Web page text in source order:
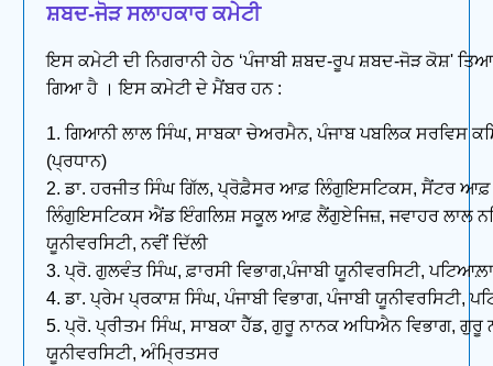
ਸ਼ਬਦ-ਜੋੜ ਸਲਾਹਕਾਰ ਕਮੇਟੀ
ਇਸ ਕਮੇਟੀ ਦੀ ਨਿਗਰਾਨੀ ਹੇਠ ‘ਪੰਜਾਬੀ ਸ਼ਬਦ-ਰੂਪ ਸ਼ਬਦ-ਜੋੜ ਕੋਸ਼'
ਗਿਆ ਹੈ । ਇਸ ਕਮੇਟੀ ਦੇ ਮੈਂਬਰ ਹਨ :
1. ਗਿਆਨੀ ਲਾਲ ਸਿੰਘ, ਸਾਬਕਾ ਚੇਅਰਮੈਨ, ਪੰਜਾਬ ਪਬਲਿਕ ਸਰਵਿਸ
(ਪ੍ਰਧਾਨ)
2. ਡਾ. ਹਰਜੀਤ ਸਿੰਘ ਗਿੱਲ, ਪ੍ਰੋਫ਼ੈਸਰ ਆਫ਼ ਲਿੰਗੁਇਸਟਿਕਸ, ਸੈਂਟਰ ਆਫ਼
ਲਿੰਗੁਇਸਟਿਕਸ ਐਂਡ ਇੰਗਲਿਸ਼ ਸਕੂਲ ਆਫ਼ ਲੈਂਗੁਏਜਿਜ਼, ਜਵਾਹਰ ਲਾਲ
ਯੂਨੀਵਰਸਿਟੀ, ਨਵੀਂ ਦਿੱਲੀ
3. ਪ੍ਰੋ. ਗੁਲਵੰਤ ਸਿੰਘ, ਫ਼ਾਰਸੀ ਵਿਭਾਗ,ਪੰਜਾਬੀ ਯੂਨੀਵਰਸਿਟੀ,
4. ਡਾ. ਪ੍ਰੇਮ ਪ੍ਰਕਾਸ਼ ਸਿੰਘ, ਪੰਜਾਬੀ ਵਿਭਾਗ, ਪੰਜਾਬੀ ਯੂਨੀਵਰਸਿਟੀ,
5. ਪ੍ਰੋ. ਪ੍ਰੀਤਮ ਸਿੰਘ, ਸਾਬਕਾ ਹੈੱਡ, ਗੁਰੂ ਨਾਨਕ ਅਧਿਐਨ ਵਿਭਾਗ, ਗੁਰੂ
ਯੂਨੀਵਰਸਿਟੀ, ਅੰਮ੍ਰਿਤਸਰ